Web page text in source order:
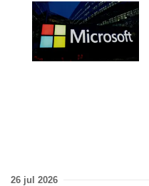
26 jul 2026